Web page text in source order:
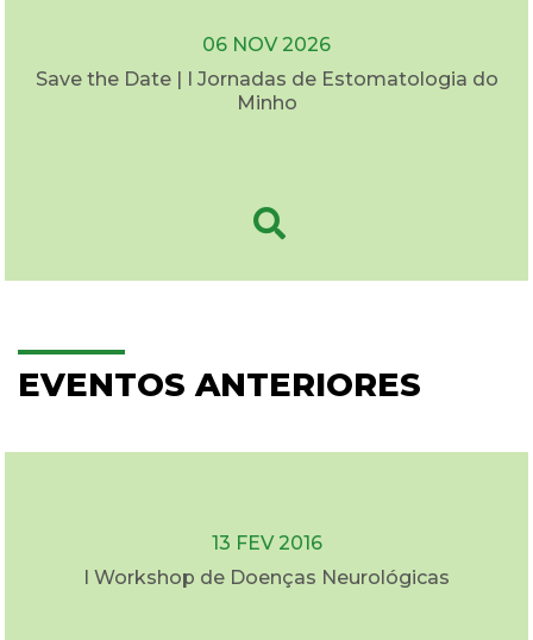
06 NOV 2026
Save the Date | I Jornadas de Estomatologia do
Minho
EVENTOS ANTERIORES
13 FEV 2016
I Workshop de Doenças Neurológicas